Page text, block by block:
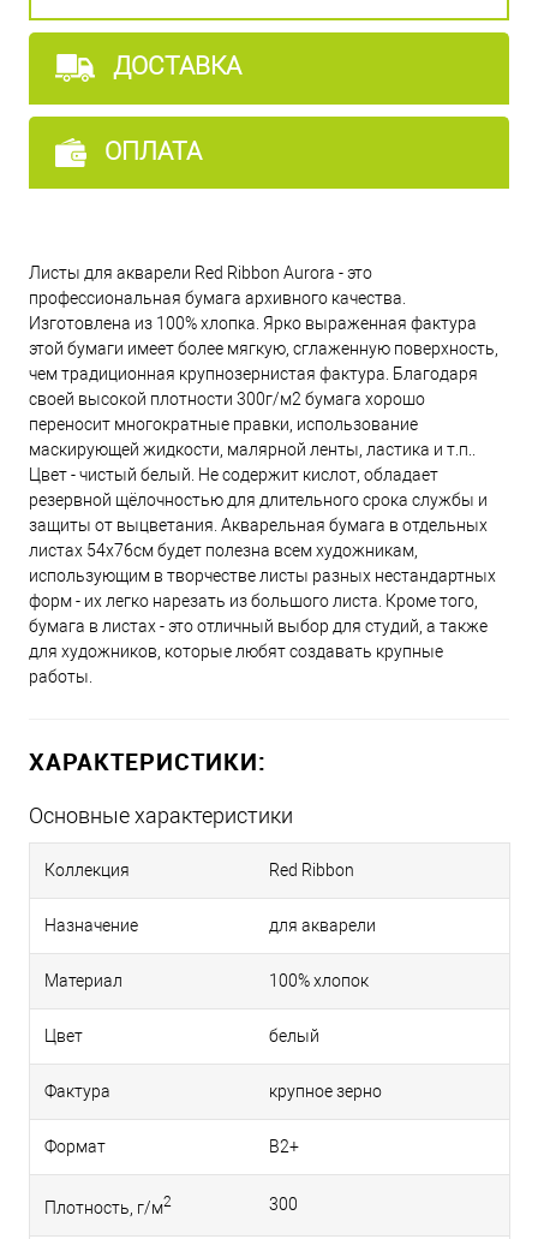
ДОСТАВКА
ОПЛАТА
Листы для акварели Red Ribbon Aurora - это
профессиональная бумага архивного качества.
Изготовлена из 100% хлопка. Ярко выраженная фактура
этой бумаги имеет более мягкую, сглаженную поверхность,
чем традиционная крупнозернистая фактура. Благодаря
своей высокой плотности 300г/м2 бумага хорошо
переносит многократные правки, использование
маскирующей жидкости, малярной ленты, ластика и т.п..
Цвет - чистый белый. Не содержит кислот, обладает
резервной щёлочностью для длительного срока службы и
защиты от выцветания. Акварельная бумага в отдельных
листах 54х76см будет полезна всем художникам,
использующим в творчестве листы разных нестандартных
форм - их легко нарезать из большого листа. Кроме того,
бумага в листах - это отличный выбор для студий, а также
для художников, которые любят создавать крупные
работы.
ХАРАКТЕРИСТИКИ:
Основные характеристики
Коллекция Red Ribbon
Назначение для акварели
Материал 100% хлопок
Цвет белый
Фактура крупное зерно
Формат B2+
Плотность, г/м2 300